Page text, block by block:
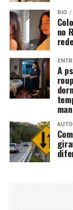
RIO
no
A